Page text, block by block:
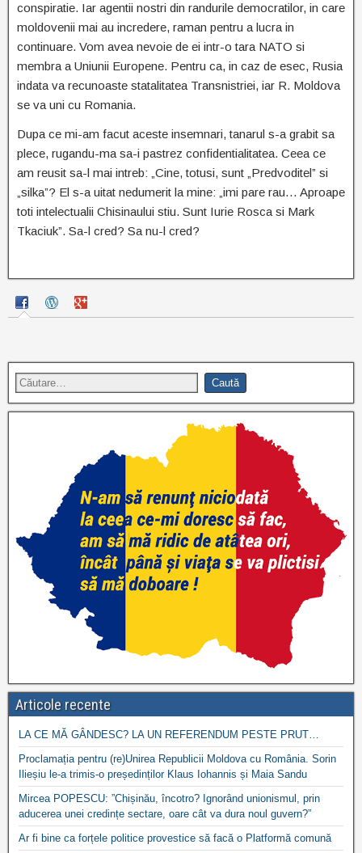
conspiratie. Iar agentii nostri din randurile democratilor, in care
moldovenii mai au incredere, raman pentru a lucra in
continuare. Vom avea nevoie de ei intr-o tara NATO si
membra a Uniunii Europene. Pentru ca, in caz de esec, Rusia
indata va recunoaste statalitatea Transnistriei, iar R. Moldova
se va uni cu Romania.
Dupa ce mi-am facut aceste insemnari, tanarul s-a grabit sa
plece, rugandu-ma sa-i pastrez confidentialitatea. Ceea ce
am reusit sa-l mai intreb: „Cine, totusi, sunt „Predvoditel” si
„silka”? El s-a uitat nedumerit la mine: „imi pare rau… Aproape
toti intelectualii Chisinaului stiu. Sunt Iurie Rosca si Mark
Tkaciuk”. Sa-l cred? Sa nu-l cred?
Articole recente
LA CE MĂ GÂNDESC? LA UN REFERENDUM PESTE PRUT…
Proclamația pentru (re)Unirea Republicii Moldova cu România. Sorin
Ilieșiu le-a trimis-o președinților Klaus Iohannis și Maia Sandu
Mircea POPESCU: ”Chișinău, încotro? Ignorând unionismul, prin
aducerea unei credințe sectare, oare cât va dura noul guvern?”
Ar fi bine ca forțele politice provestice să facă o Platformă comună